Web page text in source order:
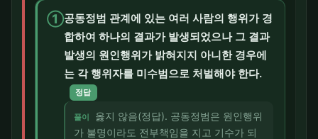
①공동정범 관계에 있는 여러 사람의 행위가 경
합하여 하나의 결과가 발생되었으나 그 결과
발생의 원인행위가 밝혀지지 아니한 경우에
는 각 행위자를 미수범으로 처벌해야 한다.
정답
풀이
옳지 않음(정답). 공동정범은 원인행위
가 불명이라도 전부책임을 지고 기수가 되